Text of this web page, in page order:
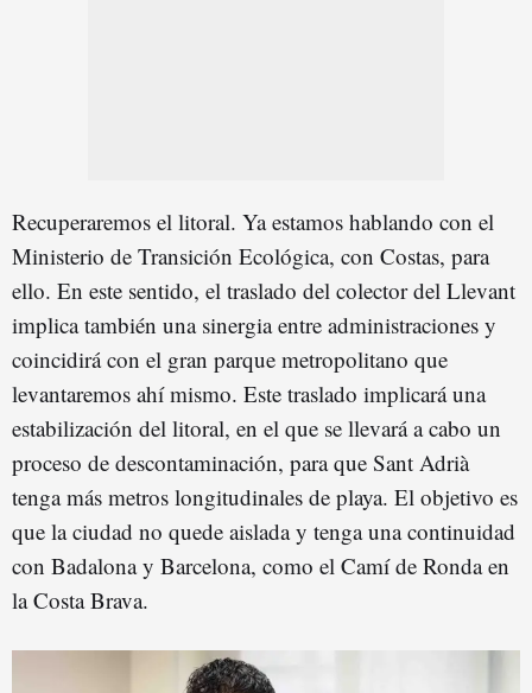
Recuperaremos el litoral. Ya estamos hablando con el
Ministerio de Transición Ecológica, con Costas, para
ello. En este sentido, el traslado del colector del Llevant
implica también una sinergia entre administraciones y
coincidirá con el gran parque metropolitano que
levantaremos ahí mismo. Este traslado implicará una
estabilización del litoral, en el que se llevará a cabo un
proceso de descontaminación, para que Sant Adrià
tenga más metros longitudinales de playa. El objetivo es
que la ciudad no quede aislada y tenga una continuidad
con Badalona y Barcelona, como el Camí de Ronda en
la Costa Brava.